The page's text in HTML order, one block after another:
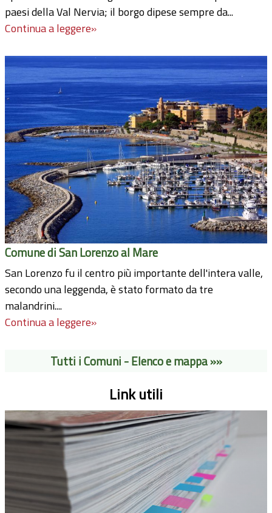
paesi della Val Nervia; il borgo dipese sempre da...
Continua a leggere»
Comune di San Lorenzo al Mare
San Lorenzo fu il centro più importante dell'intera valle,
secondo una leggenda, è stato formato da tre
malandrini....
Continua a leggere»
Tutti i Comuni - Elenco e mappa »»
Link utili